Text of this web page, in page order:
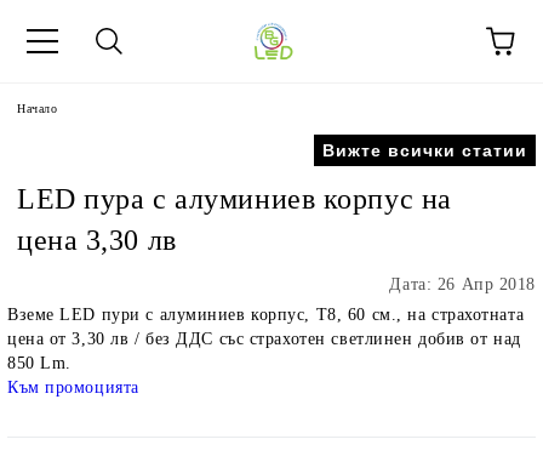
Начало
Вижте всички статии
LED пура с алуминиев корпус на
цена 3,30 лв
Дата: 26 Апр 2018
Вземе LED пури с алуминиев корпус, Т8, 60 см., на страхотната
цена от 3,30 лв / без ДДС със страхотен светлинен добив от над
850 Lm.
Към промоцията